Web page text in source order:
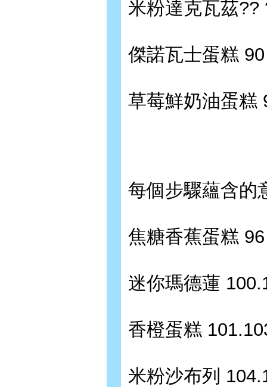
米粉達克瓦茲??
傑諾瓦士蛋糕 90
草莓鮮奶油蛋糕
每個步驟蘊含的
焦糖香蕉蛋糕 96
迷你瑪德蓮
香橙蛋糕
米粉沙布列